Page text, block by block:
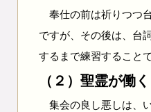
奉仕の前は祈りつつ
ですが、その後は、台
するまで練習することで
（２）聖霊が働
集会の良し悪しは、